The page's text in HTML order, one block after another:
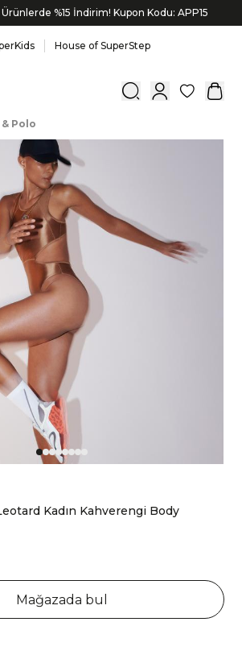
%15 İndirim! Kupon Kodu: APP15
özel vade farksız taksit seçenekleri!
House of SuperStep
0
& Polo
Kadın Kahverengi Body
Mağazada bul